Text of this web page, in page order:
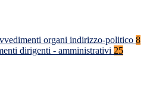
organi indirizzo-politico 8
dirigenti - amministrativi 25